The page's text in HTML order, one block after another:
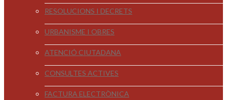
RESOLUCIONS I DECRETS
URBANISME I OBRES
ATENCIÓ CIUTADANA
CONSULTES ACTIVES
FACTURA ELECTRÒNICA